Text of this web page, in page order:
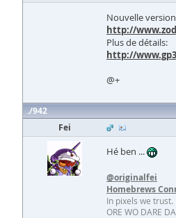
Nouvelle
http://
Plus de détails:
http://
@+
942
Fei
Hé ben ...
@originalfei
Homebrews
In pixels we trust.
ORE WO DARE